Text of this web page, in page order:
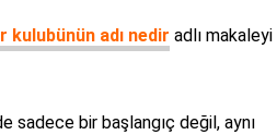
adı nedir adlı makaleyi
sadece bir başlangıç değil, aynı